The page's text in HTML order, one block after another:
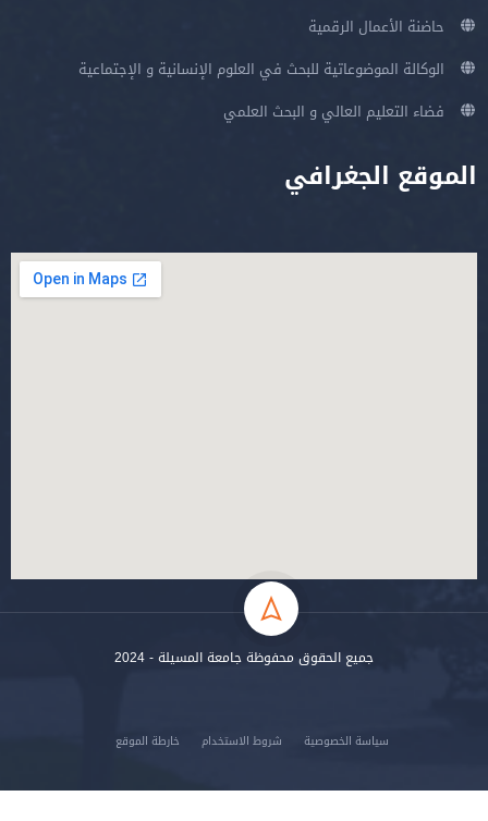
حاضنة الأعمال الرقمية
الوكالة الموضوعاتية للبحث في العلوم الإنسانية و الإجتماعية
فضاء التعليم العالي و البحث العلمي
الموقع الجغرافي
جميع الحقوق محفوظة جامعة المسيلة - 2024
سياسة الخصوصية شروط الاستخدام خارطة الموقع